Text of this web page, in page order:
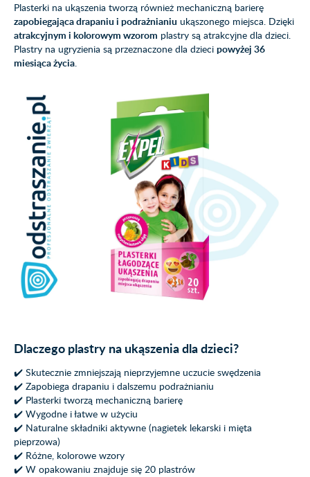
Plasterki na ukąszenia tworzą również mechaniczną barierę
zapobiegająca drapaniu i podrażnianiu ukąszonego miejsca. Dzięki
atrakcyjnym i kolorowym wzorom plastry są atrakcyjne dla dzieci.
Plastry na ugryzienia są przeznaczone dla dzieci powyżej 36
miesiąca życia.
Dlaczego plastry na ukąszenia dla dzieci?
✔️ Skutecznie zmniejszają nieprzyjemne uczucie swędzenia
✔️ Zapobiega drapaniu i dalszemu podrażnianiu
✔️ Plasterki tworzą mechaniczną barierę
✔️ Wygodne i łatwe w użyciu
✔️ Naturalne składniki aktywne (nagietek lekarski i mięta
pieprzowa)
✔️ Różne, kolorowe wzory
✔️ W opakowaniu znajduje się 20 plastrów